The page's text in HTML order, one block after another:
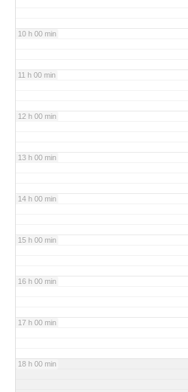
10 h 00 min
11 h 00 min
12 h 00 min
13 h 00 min
14 h 00 min
15 h 00 min
16 h 00 min
17 h 00 min
18 h 00 min